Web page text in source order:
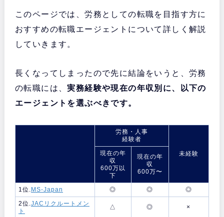
このページでは、労務としての転職を目指す方に
おすすめの転職エージェントについて詳しく解説
していきます。
長くなってしまったので先に結論をいうと、労務
の転職には、実務経験や現在の年収別に、以下の
エージェントを選ぶべきです。
労務・人事
経験者
未経験
現在の年
収
600万以
下
現在の年
収
600万〜
1位. MS-Japan ◎ ◎
◎
2位. JACリクルートメン
ト
△ ◎ ×